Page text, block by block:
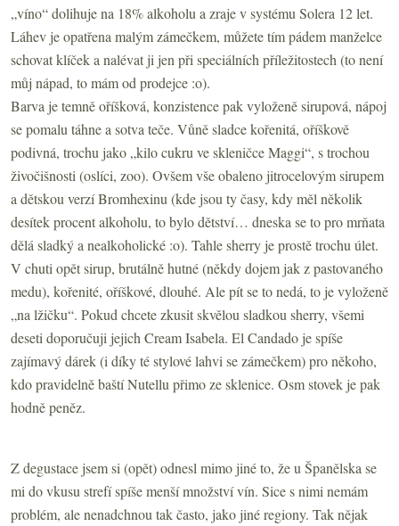
„víno“ dolihuje na 18% alkoholu a zraje v systému Solera 12 let.
Láhev je opatřena malým zámečkem, můžete tím pádem manželce
schovat klíček a nalévat ji jen při speciálních příležitostech (to není
můj nápad, to mám od prodejce :o).
Barva je temně oříšková, konzistence pak vyloženě sirupová, nápoj
se pomalu táhne a sotva teče. Vůně sladce kořenitá, oříškově
podivná, trochu jako „kilo cukru ve skleničce Maggi“, s trochou
živočišnosti (oslíci, zoo). Ovšem vše obaleno jitrocelovým sirupem
a dětskou verzí Bromhexinu (kde jsou ty časy, kdy měl několik
desítek procent alkoholu, to bylo dětství… dneska se to pro mrňata
dělá sladký a nealkoholické :o). Tahle sherry je prostě trochu úlet.
V chuti opět sirup, brutálně hutné (někdy dojem jak z pastovaného
medu), kořenité, oříškové, dlouhé. Ale pít se to nedá, to je vyloženě
„na lžičku“. Pokud chcete zkusit skvělou sladkou sherry, všemi
deseti doporučuji jejich Cream Isabela. El Candado je spíše
zajímavý dárek (i díky té stylové lahvi se zámečkem) pro někoho,
kdo pravidelně baští Nutellu přimo ze sklenice. Osm stovek je pak
hodně peněz.
Z degustace jsem si (opět) odnesl mimo jiné to, že u Španělska se
mi do vkusu strefí spíše menší množství vín. Sice s nimi nemám
problém, ale nenadchnou tak často, jako jiné regiony. Tak nějak